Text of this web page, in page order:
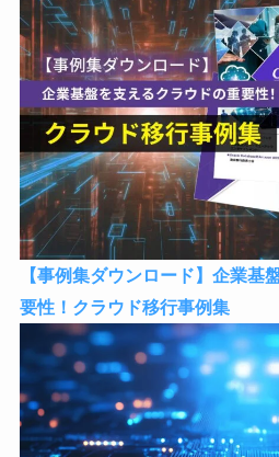
【事例集ダウンロード】企業基
要性！クラウド移行事例集